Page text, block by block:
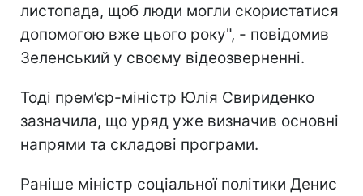
листопада, щоб люди могли скористатися
допомогою вже цього року", - повідомив
Зеленський у своєму відеозверненні.
Тоді прем’єр-міністр Юлія Свириденко
зазначила, що уряд уже визначив основні
напрями та складові програми.
Раніше міністр соціальної політики Денис